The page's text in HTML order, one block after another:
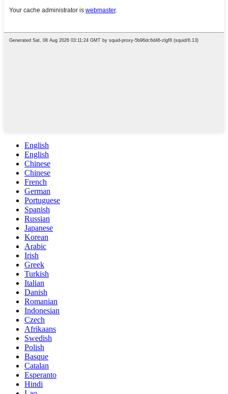
English
English
Chinese
Chinese
French
German
Portuguese
Spanish
Russian
Japanese
Korean
Arabic
Irish
Greek
Turkish
Italian
Danish
Romanian
Indonesian
Czech
Afrikaans
Swedish
Polish
Basque
Catalan
Esperanto
Hindi